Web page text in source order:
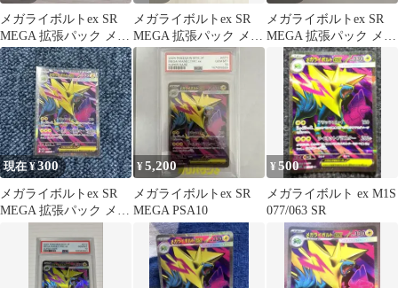
メガライボルトex SR
MEGA 拡張パック メガ
シンフォニア 077/063
メガライボルトex SR
MEGA 拡張パック メガ
シンフォニア ポケモン
カード
メガライボルトex SR
MEGA 拡張パック メガ
シンフォニア キラ
077…
現在 ¥300
メガライボルトex SR
MEGA 拡張パック メガ
¥5,200
メガライボルトex SR
MEGA PSA10
¥500
メガライボルト ex M1S
077/063 SR